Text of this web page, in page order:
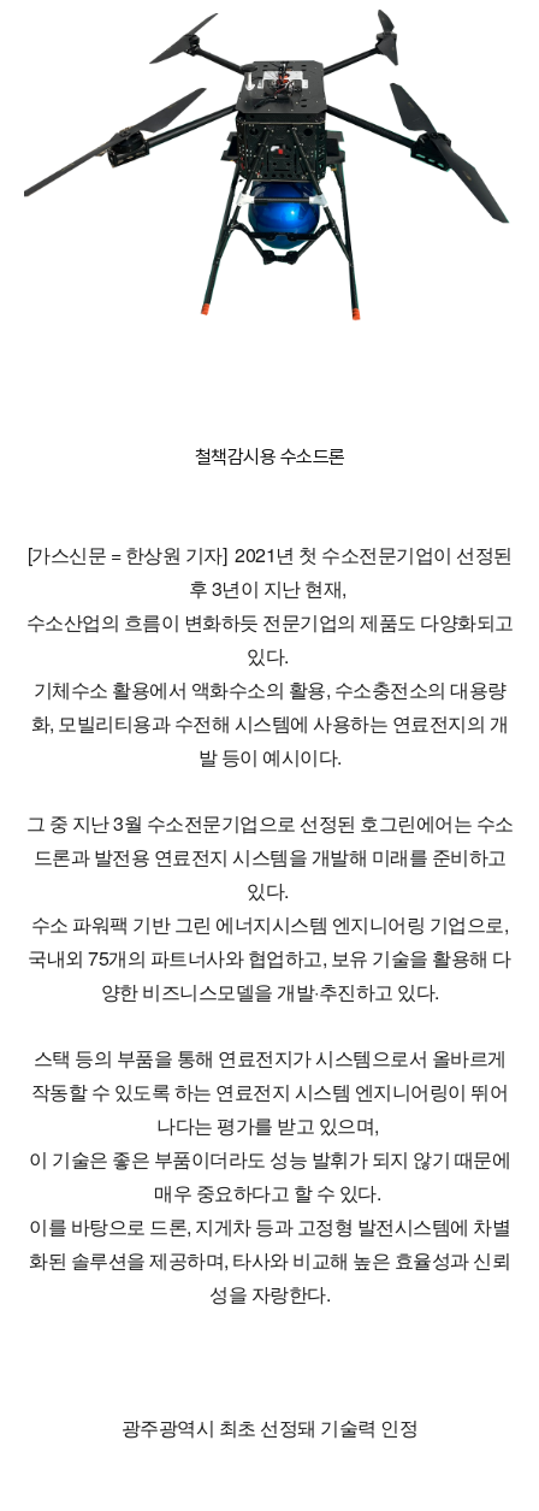
철책감시용 수소드론
[가스신문 = 한상원 기자] 2021년 첫 수소전문기업이 선정된
후 3년이 지난 현재,
수소산업의 흐름이 변화하듯 전문기업의 제품도 다양화되고
있다.
기체수소 활용에서 액화수소의 활용, 수소충전소의 대용량
화, 모빌리티용과 수전해 시스템에 사용하는 연료전지의 개
발 등이 예시이다.
그 중 지난 3월 수소전문기업으로 선정된 호그린에어는 수소
드론과 발전용 연료전지 시스템을 개발해 미래를 준비하고
있다.
수소 파워팩 기반 그린 에너지시스템 엔지니어링 기업으로,
국내외 75개의 파트너사와 협업하고, 보유 기술을 활용해 다
양한 비즈니스모델을 개발·추진하고 있다.
스택 등의 부품을 통해 연료전지가 시스템으로서 올바르게
작동할 수 있도록 하는 연료전지 시스템 엔지니어링이 뛰어
나다는 평가를 받고 있으며,
이 기술은 좋은 부품이더라도 성능 발휘가 되지 않기 때문에
매우 중요하다고 할 수 있다.
이를 바탕으로 드론, 지게차 등과 고정형 발전시스템에 차별
화된 솔루션을 제공하며, 타사와 비교해 높은 효율성과 신뢰
성을 자랑한다.
광주광역시 최초 선정돼 기술력 인정